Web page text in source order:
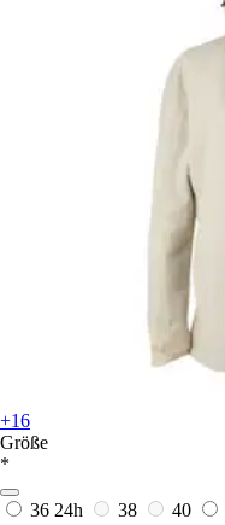
+16
Größe
*
36 24h 38 40